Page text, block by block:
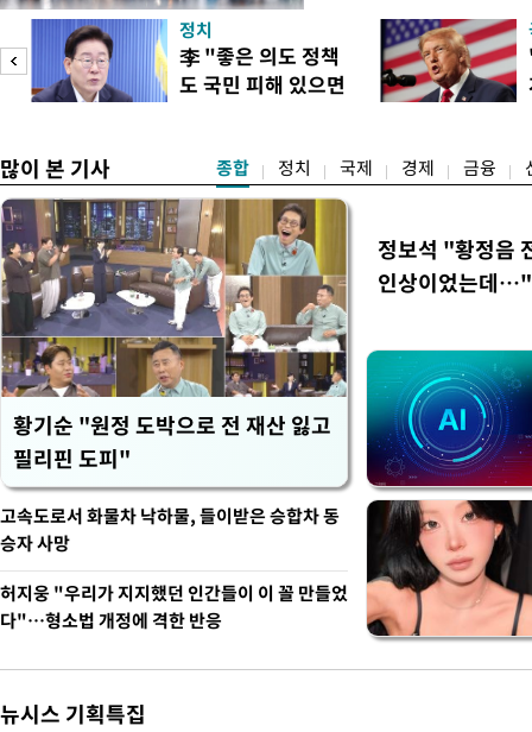
'돌핀'이 지나며 기압계가
으로 주춤할 것으로 기상청
정례 브리핑을 열고 이같이
관은 "상층까지 잘 연결된
정치
李 "좋은 의도 정책
도 국민 피해 있으면
많이 본 기사 종합 정치 국제 경제 금융
황기순 "원정 도박으로 전 재산 잃고
필리핀 도피"
정보석 "황정음
인상이었는데…"
고속도로서 화물차 낙하물, 들이받은 승합차 동
승자 사망
허지웅 "우리가 지지했던 인간들이 이 꼴 만들었
다"…형소법 개정에 격한 반응
뉴시스 기획특집